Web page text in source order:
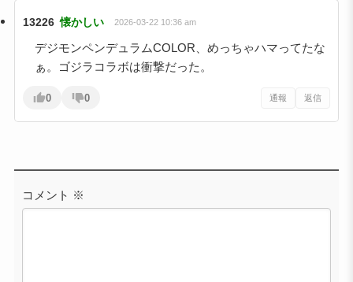
13226 懐かしい 2026-03-22 10:36 am
デジモンペンデュラムCOLOR、めっちゃハマってたな
ぁ。ゴジラコラボは衝撃だった。
0 0 通報 返信
コメント ※